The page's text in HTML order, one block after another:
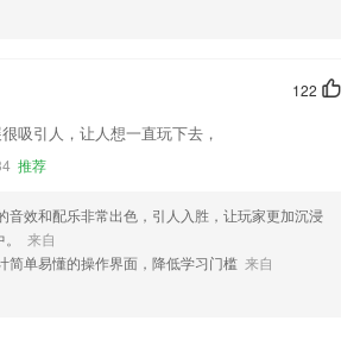
122
吸引人，让人想一直玩下去，
推荐
音效和配乐非常出色，引人入胜，让玩家更加沉浸
来自
简单易懂的操作界面，降低学习门槛 来自